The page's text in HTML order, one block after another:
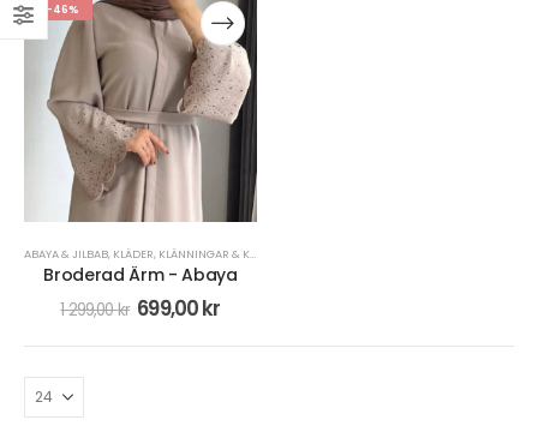
-46%
ABAYA & JILBAB, KLÄDER, KLÄNNINGAR & KJOLAR
Broderad Ärm - Abaya
1 299,00kr 699,00kr